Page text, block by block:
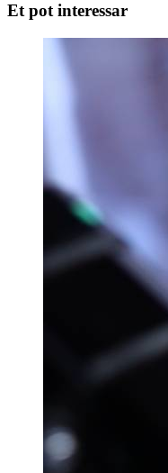
Et pot interessar